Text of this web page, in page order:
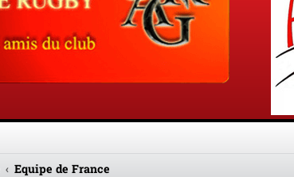
Equipe de France